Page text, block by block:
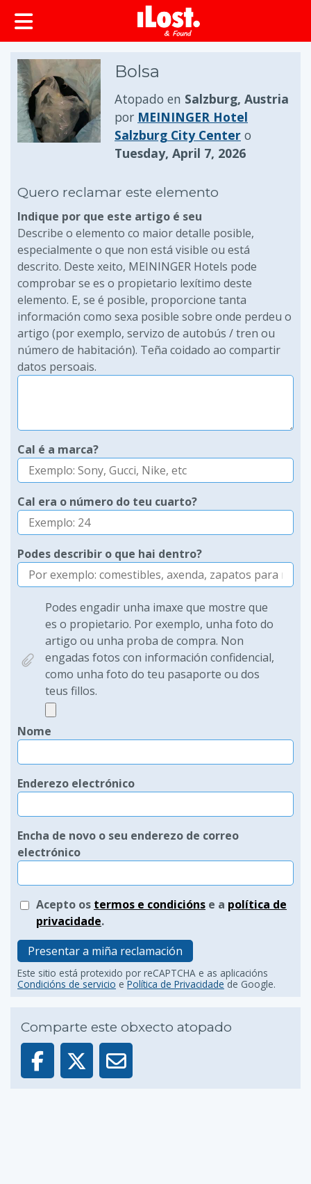
Bolsa
Atopado en Salzburg, Austria
por MEININGER Hotel
Salzburg City Center o
Tuesday, April 7, 2026
Quero reclamar este elemento
Indique por que este artigo é seu
Describe o elemento co maior detalle posible,
especialmente o que non está visible ou está
descrito. Deste xeito, MEININGER Hotels pode
comprobar se es o propietario lexítimo deste
elemento. E, se é posible, proporcione tanta
información como sexa posible sobre onde perdeu o
artigo (por exemplo, servizo de autobús / tren ou
número de habitación). Teña coidado ao compartir
datos persoais.
Cal é a marca?
Cal era o número do teu cuarto?
Podes describir o que hai dentro?
Podes engadir unha imaxe que mostre que
es o propietario. Por exemplo, unha foto do
artigo ou unha proba de compra. Non
engadas fotos con información confidencial,
como unha foto do teu pasaporte ou dos
teus fillos.
Nome
Enderezo electrónico
Encha de novo o seu enderezo de correo
electrónico
Acepto os termos e condicións e a política de
privacidade.
Presentar a miña reclamación
Este sitio está protexido por reCAPTCHA e as aplicacións
Condicións de servicio ePolítica de Privacidadede Google.
Comparte este obxecto atopado